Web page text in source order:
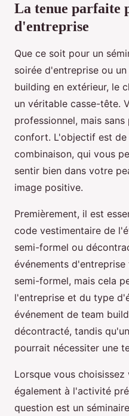
La tenue parfaite
d'entreprise
Que ce soit pour un
soirée d'entreprise ou
building en extérieur, le
un véritable casse-tête.
professionnel, mais
confort. L'objectif est de
combinaison, qui vous
sentir bien dans votre
image positive.
Premièrement, il est
code vestimentaire de
semi-formel ou
événements
semi-formel, mais cela
l'entreprise et du type
événement de team
décontracté, tandis
pourrait nécessiter une
Lorsque vous
également à l'activité
question est un